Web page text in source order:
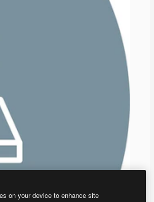
on your device to enhance site